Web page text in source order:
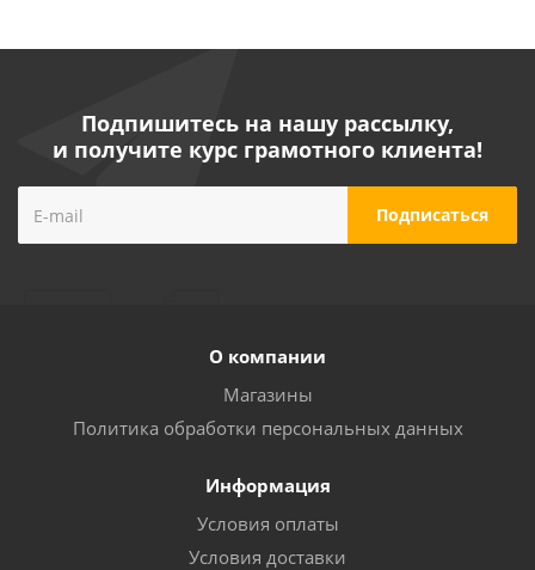
Подпишитесь на нашу рассылку,
и получите курс грамотного клиента!
О компании
Магазины
Политика обработки персональных данных
Информация
Условия оплаты
Условия доставки